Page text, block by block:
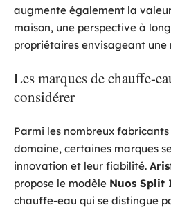
augmente également la
maison, une perspective à
propriétaires envisageant
Les marques de chauffe-
considérer
Parmi les nombreux
domaine, certaines marques
innovation et leur fiabilité.
propose le modèle Nuos Split
chauffe-eau qui se distingue